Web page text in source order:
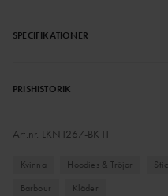
SPECIFIKATIONER
PRISHISTORIK
Art.nr. LKN1267-BK11
Kvinna Hoodies & Tröjor
Barbour
Kläder